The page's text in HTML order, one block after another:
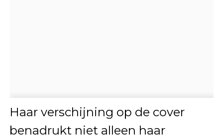
Haar verschijning op de cover
benadrukt niet alleen haar